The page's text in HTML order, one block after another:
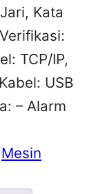
Kata
TCP/IP,
USB
– Alarm
Mesin